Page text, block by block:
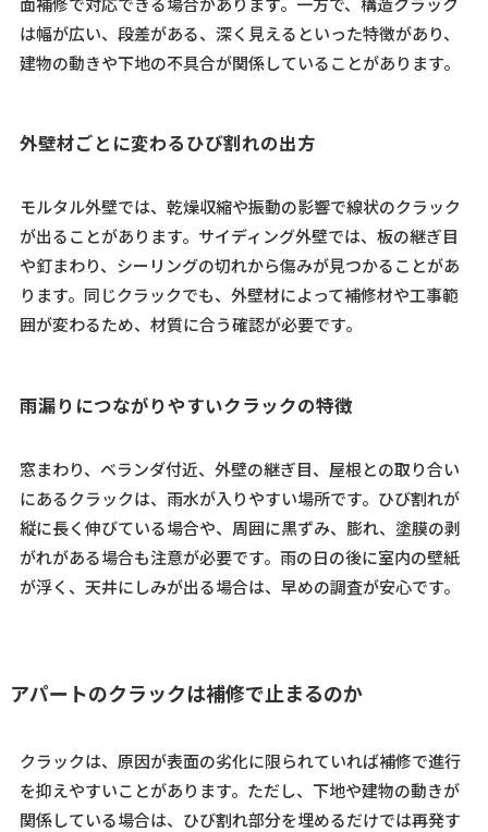
は幅が広い、段差がある、深く見えるといった特徴があり、
建物の動きや下地の不具合が関係していることがあります。
外壁材ごとに変わるひび割れの出方
モルタル外壁では、乾燥収縮や振動の影響で線状のクラック
が出ることがあります。サイディング外壁では、板の継ぎ目
や釘まわり、シーリングの切れから傷みが見つかることがあ
ります。同じクラックでも、外壁材によって補修材や工事範
囲が変わるため、材質に合う確認が必要です。
雨漏りにつながりやすいクラックの特徴
窓まわり、ベランダ付近、外壁の継ぎ目、屋根との取り合い
にあるクラックは、雨水が入りやすい場所です。ひび割れが
縦に長く伸びている場合や、周囲に黒ずみ、膨れ、塗膜の剥
がれがある場合も注意が必要です。雨の日の後に室内の壁紙
が浮く、天井にしみが出る場合は、早めの調査が安心です。
アパートのクラックは補修で止まるのか
クラックは、原因が表面の劣化に限られていれば補修で進行
を抑えやすいことがあります。ただし、下地や建物の動きが
関係している場合は、ひび割れ部分を埋めるだけでは再発す